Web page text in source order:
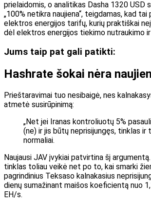
prielaidomis, o analitikas Dasha 1320 USD
„100% netikra naujiena“, teigdamas, kad tai
elektros energijos tarifų, kurių praktiškai
dėl elektros energijos tiekimo nutraukimo
Jums taip pat gali patikti:
Hashrate šokai nėra
Prieštaravimai tuo nesibaigė, nes
atmetė susirūpinimą:
„Net jei Iranas kontroliuotų 5%
(ne) ir jis būtų neprisijungęs, tinklas ir
normaliai.
Naujausi JAV įvykiai patvirtina šį
tinklas toliau veikė net po to, kai smarki
pagrindinius Teksaso kalnakasius
dienų sumažinant maišos koeficientą nuo
EH/s.